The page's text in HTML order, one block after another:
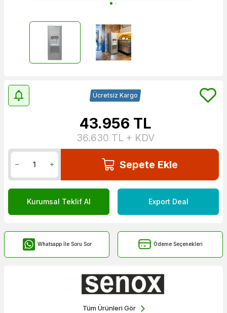
Ücretsiz Kargo
43.956 TL
36.630 TL + KDV
Sepete Ekle
Kurumsal Teklif Al Export Deal
Whatsapp İle Soru Sor Ödeme Seçenekleri
Tüm Ürünleri Gör